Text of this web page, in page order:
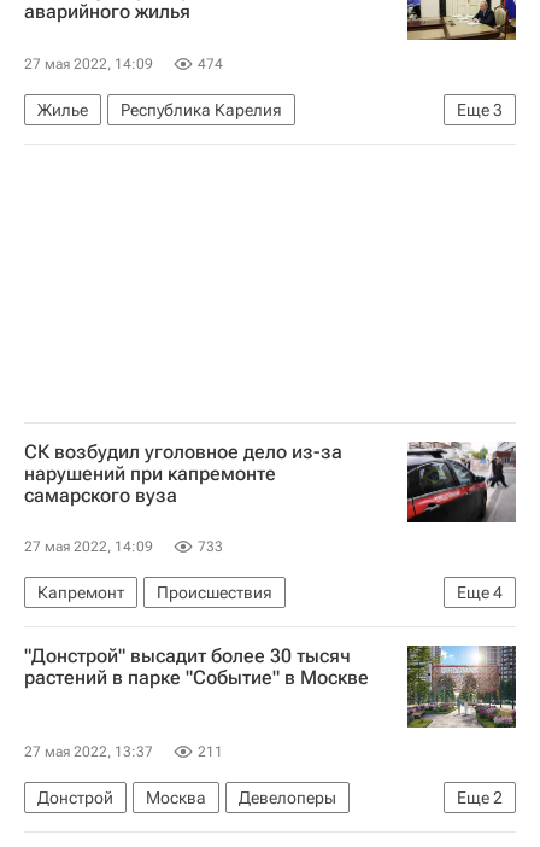
Сделки
Аналитика – РИА Недвижимость
аварийного жилья
27 мая 2022, 14:09 474
Еще3
Жилье
Республика Карелия
Аварийные дома
Артур Парфенчиков
СК возбудил уголовное дело из-за
нарушений при капремонте
самарского вуза
27 мая 2022, 14:09 733
Еще4
Капремонт
Происшествия
Александр Хинштейн
Самарская область
Россия
Генеральная прокуратура РФ
"Донстрой" высадит более 30 тысяч
растений в парке "Событие" в Москве
27 мая 2022, 13:37 211
Еще2
Донстрой Москва
Девелоперы
Городская среда
Парки